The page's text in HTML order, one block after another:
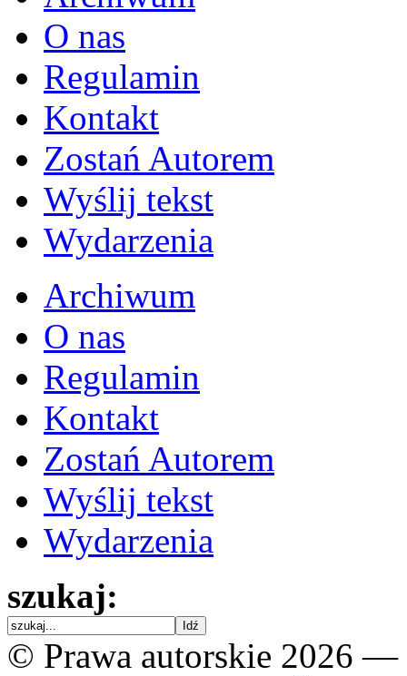
O nas
Regulamin
Kontakt
Zostań Autorem
Wyślij tekst
Wydarzenia
Archiwum
O nas
Regulamin
Kontakt
Zostań Autorem
Wyślij tekst
Wydarzenia
szukaj:
© Prawa autorskie 2026 —